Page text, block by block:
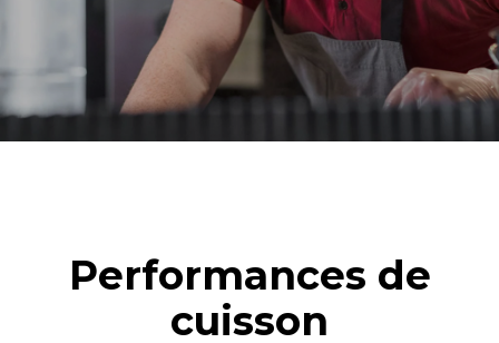
Performances de
cuisson